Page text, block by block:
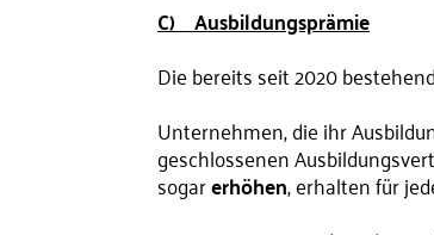
C) Ausbildungsprämie
Die bereits seit 2020
Unternehmen, die ihr
geschlossenen
sogarerhöhen, erhalten für